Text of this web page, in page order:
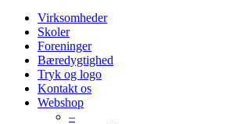
Virksomheder
Skoler
Foreninger
Bæredygtighed
Tryk og logo
Kontakt os
Webshop
–